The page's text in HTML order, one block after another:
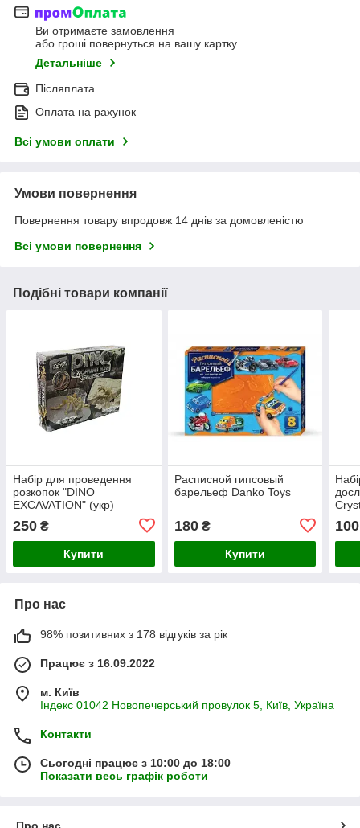
Ви отримаєте замовлення
або гроші повернуться на вашу картку
Детальніше
Післяплата
Оплата на рахунок
Всі умови оплати
Умови повернення
Повернення товару впродовж 14 днів за домовленістю
Всі умови повернення
Подібні товари компанії
Набір для проведення
розкопок "DINO
EXCAVATION" (укр)
250 ₴
Купити
Расписной гипсовый
барельеф Danko Toys
180₴
Купити
100
Про нас
98% позитивних з 178 відгуків за рік
Працює з 16.09.2022
м. Київ
Індекс 01042 Новопечерський провулок 5, Київ, Україна
Контакти
Сьогодні працює з 10:00 до 18:00
Показати весь графік роботи